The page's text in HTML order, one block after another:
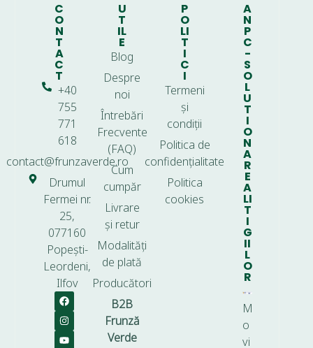
C
O
N
T
A
C
T
+40
755
771
618
contact@frunzaverde.ro
Drumul
Fermei nr.
25,
077160
Popești-
Leordeni,
Ilfov
U
T
IL
E
Blog
Despre
noi
Întrebări
Frecvente
(FAQ)
Cum
cumpăr
Livrare
și retur
Modalități
de plată
Producători
B2B
Frunză
Verde
P
O
LI
T
I
C
I
Termeni
și
condiții
Politica de
confidențialitate
Politica
cookies
A
N
P
C
-
S
O
L
U
T
I
O
N
A
R
E
A
LI
T
I
G
II
L
O
R
M
o
vi